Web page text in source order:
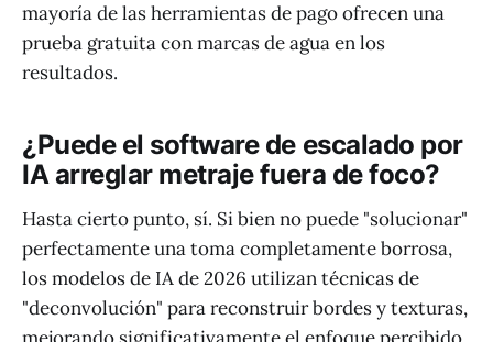
mayoría de las herramientas de pago ofrecen una
prueba gratuita con marcas de agua en los
resultados.
¿Puede el software de escalado por
IA arreglar metraje fuera de foco?
Hasta cierto punto, sí. Si bien no puede "solucionar"
perfectamente una toma completamente borrosa,
los modelos de IA de 2026 utilizan técnicas de
"deconvolución" para reconstruir bordes y texturas,